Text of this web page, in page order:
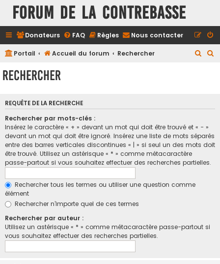
FORUM DE LA CONTREBASSE
Donateurs FAQ Règles Nous contacter
Portail Accueil du forum Rechercher
h
c
h
Rechercher
REQUÊTE DE LA RECHERCHE
Rechercher par mots-clés :
Insérez le caractère « + » devant un mot qui doit être trouvé et « - »
devant un mot qui doit être ignoré. Insérez une liste de mots séparés
entre des barres verticales discontinues « | » si seul un des mots doit
être trouvé. Utilisez un astérisque « * » comme métacaractère
passe-partout si vous souhaitez effectuer des recherches partielles.
Rechercher tous les termes ou utiliser une question comme
élément
Rechercher n’importe quel de ces termes
Rechercher par auteur :
Utilisez un astérisque « * » comme métacaractère passe-partout si
vous souhaitez effectuer des recherches partielles.